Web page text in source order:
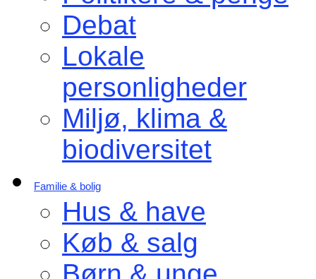
Debat
Lokale
personligheder
Miljø, klima &
biodiversitet
Familie & bolig
Hus & have
Køb & salg